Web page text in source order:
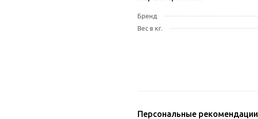
Бренд
Вес в кг.
Персональные рекомендации